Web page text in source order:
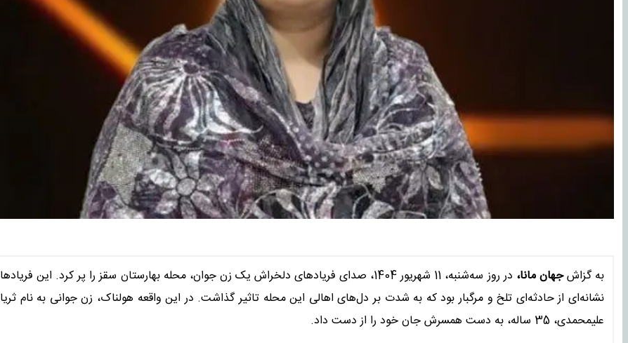
به گزاشجهان مانا،
در روز سه‌شنبه، 11 شهریور 1404، صدای فریادهای دلخراش یک زن جوان، محله بهارستان سقز را پر کرد. این فریادها
نشانه‌ای از حادثه‌ای تلخ و مرگبار بود که به شدت بر دل‌های اهالی این محله تاثیر گذاشت. در این واقعه هولناک، زن جوانی به نام ثریا
علیمحمدی، 35 ساله، به دست همسرش جان خود را از دست داد.